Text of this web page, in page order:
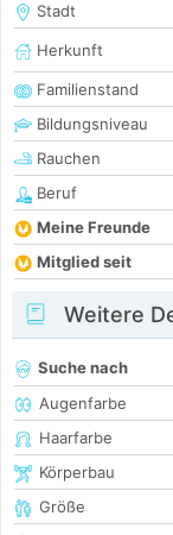
Stadt
Herkunft
Familienstand
Bildungsniveau
Rauchen
Beruf
Meine Freunde
Mitglied seit
Weitere
Suche nach
Augenfarbe
Haarfarbe
Körperbau
Größe